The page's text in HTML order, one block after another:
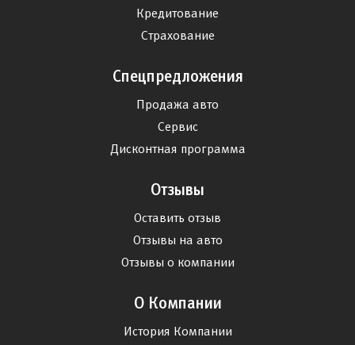
Кредитование
Страхование
Спецпредложения
Продажа авто
Сервис
Дисконтная программа
Отзывы
Оставить отзыв
Отзывы на авто
Отзывы о компании
О Компании
История Компании